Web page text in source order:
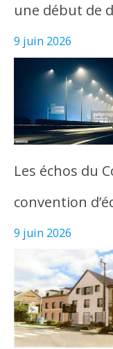
une début de
9 juin 2026
Les échos du
convention
9 juin 2026